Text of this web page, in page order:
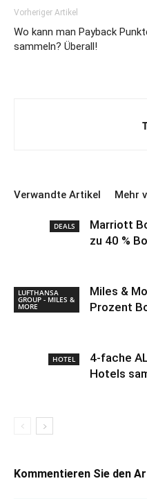
Vorheriger Artikel
Wo kann man Payback
sammeln? Überall!
Verwandte Artikel Mehr
DEALS
Marriott
zu 40 %
LUFTHANSA
GROUP - MILES &
MORE
Miles &
Prozent
HOTEL
4-fache
Hotels
Kommentieren Sie den